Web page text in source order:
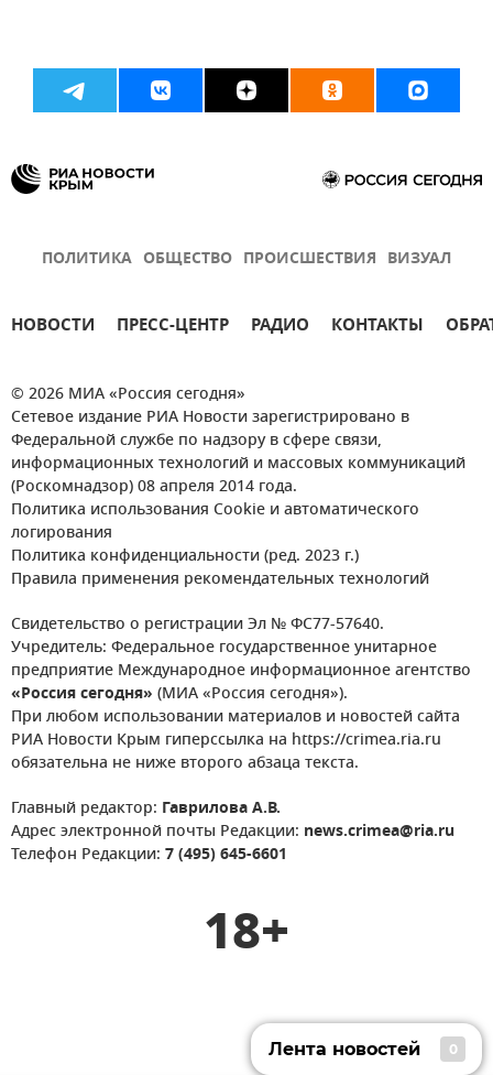
ПОЛИТИКА ОБЩЕСТВО ПРОИСШЕСТВИЯ ВИЗУАЛ
НОВОСТИ ПРЕСС-ЦЕНТР РАДИО КОНТАКТЫ
© 2026 МИА «Россия сегодня»
Сетевое издание РИА Новости зарегистрировано в
Федеральной службе по надзору в сфере связи,
информационных технологий и массовых коммуникаций
(Роскомнадзор) 08 апреля 2014 года.
Политика использования Cookie и автоматического
логирования
Политика конфиденциальности (ред. 2023 г.)
Правила применения рекомендательных технологий
Свидетельство о регистрации Эл № ФС77-57640.
Учредитель: Федеральное государственное унитарное
предприятие Международное информационное агентство
«Россия сегодня» (МИА «Россия сегодня»).
При любом использовании материалов и новостей сайта
РИА Новости Крым гиперссылка на https://crimea.ria.ru
обязательна не ниже второго абзаца текста.
Главный редактор: Гаврилова А.В.
Адрес электронной почты Редакции: news.crimea@ria.ru
Телефон Редакции: 7 (495) 645-6601
18+
Лента новостей 0